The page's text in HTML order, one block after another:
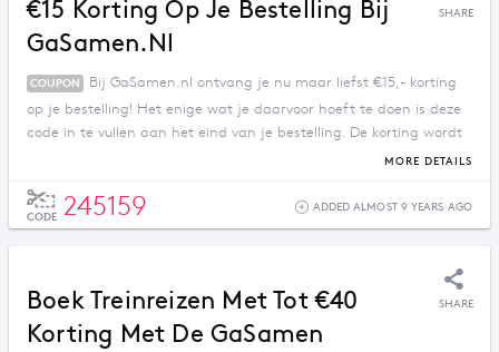
€15 Korting Op Je Bestelling Bij
GaSamen.nl
SHARE
COUPON
Bij GaSamen.nl ontvang je nu maar liefst €15,- korting
op je bestelling! Het enige wat je daarvoor hoeft te doen is deze
code in te vullen aan het eind van je bestelling. De korting wordt
MORE DETAILS
CODE 245159 ADDED ALMOST 9 YEARS AGO
Boek Treinreizen Met Tot €40
Korting Met De GaSamen
SHARE